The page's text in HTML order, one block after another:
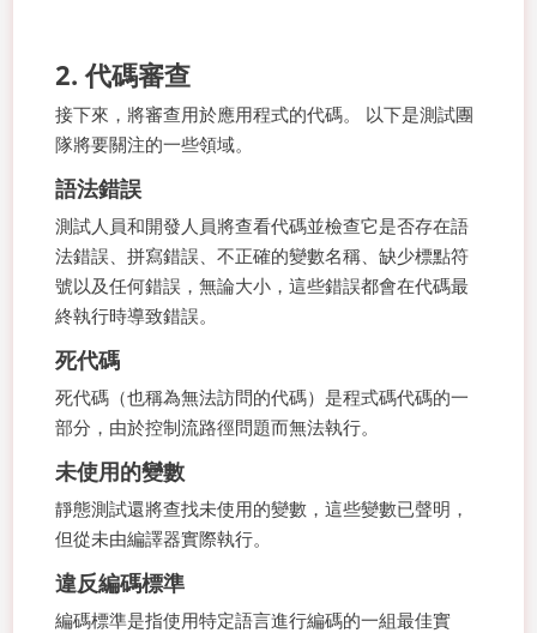
2. 代碼審查
接下來，將審查用於應用程式的代碼。 以下是測試團
隊將要關注的一些領域。
語法錯誤
測試人員和開發人員將查看代碼並檢查它是否存在語
法錯誤、拼寫錯誤、不正確的變數名稱、缺少標點符
號以及任何錯誤，無論大小，這些錯誤都會在代碼最
終執行時導致錯誤。
死代碼
死代碼（也稱為無法訪問的代碼）是程式碼代碼的一
部分，由於控制流路徑問題而無法執行。
未使用的變數
靜態測試還將查找未使用的變數，這些變數已聲明，
但從未由編譯器實際執行。
違反編碼標準
編碼標準是指使用特定語言進行編碼的一組最佳實